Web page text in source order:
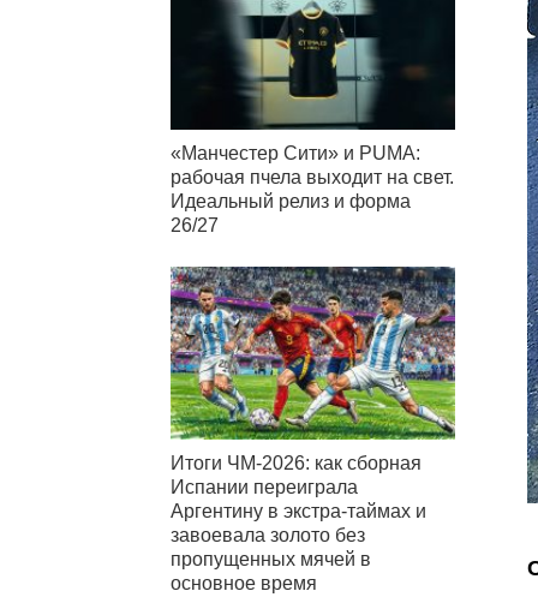
«Манчестер Сити» и PUMA:
рабочая пчела выходит на свет.
Идеальный релиз и форма
26/27
Итоги ЧМ-2026: как сборная
Испании переиграла
Аргентину в экстра-таймах и
завоевала золото без
пропущенных мячей в
основное время